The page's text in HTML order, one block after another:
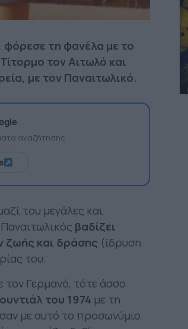
φόρεσε τη φανέλα με το
τον Αιτωλό και
με τον Παναιτωλικό.
αναζήτησης
του μεγάλες και
βαδίζει
και δράσης (ίδρυση
του.
τον Γερμανό, τότε άσσο
του 1974 με τη
με αυτό το προσωνύμιο.